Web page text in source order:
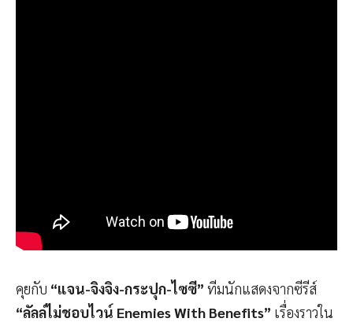
คุยกับ “แจน-จิงจิง-กระปุก-ไซซี” ทีมนักแสดงจากซีรีส์
“ลัลล์ไม่ชอบไวน์ Enemies With Benefits” เรื่องราวใน